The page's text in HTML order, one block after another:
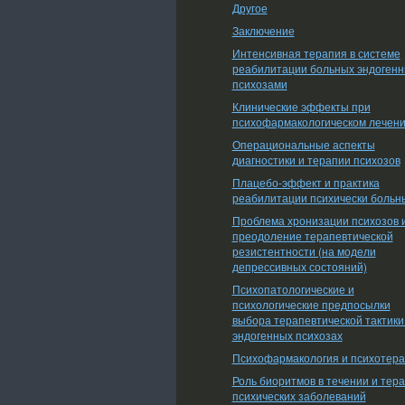
Другое
Заключение
Интенсивная терапия в системе
реабилитации больных
психозами
Клинические эффекты при
психофармакологическом
Операциональные аспекты
диагностики и терапии психозов
Плацебо-эффект и практика
реабилитации психически
Проблема хронизации психозов
преодоление терапевтической
резистентности (на модели
депрессивных состояний)
Психопатологические и
психологические предпосылки
выбора терапевтической
эндогенных психозах
Психофармакология и
Роль биоритмов в течении и
психических заболеваний